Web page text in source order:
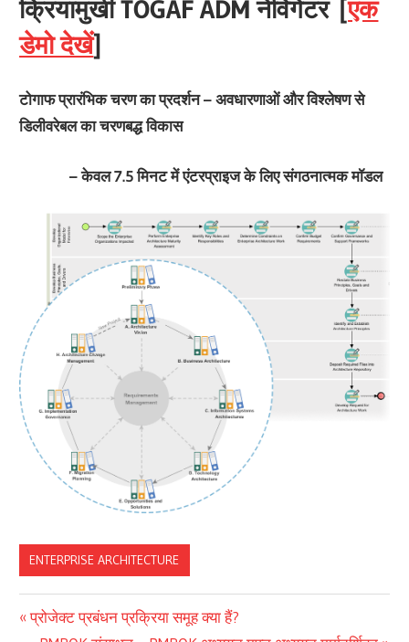
क्रियामुखी TOGAF ADM नेविगेटर [एक
डेमो देखें]
टोगाफ प्रारंभिक चरण का प्रदर्शन – अवधारणाओं और विश्लेषण से
डिलीवरेबल का चरणबद्ध विकास
– केवल 7.5 मिनट में एंटरप्राइज के लिए संगठनात्मक मॉडल
ENTERPRISE ARCHITECTURE
पोस्ट
Previous
प्रोजेक्ट प्रबंधन प्रक्रिया समूह क्या हैं?